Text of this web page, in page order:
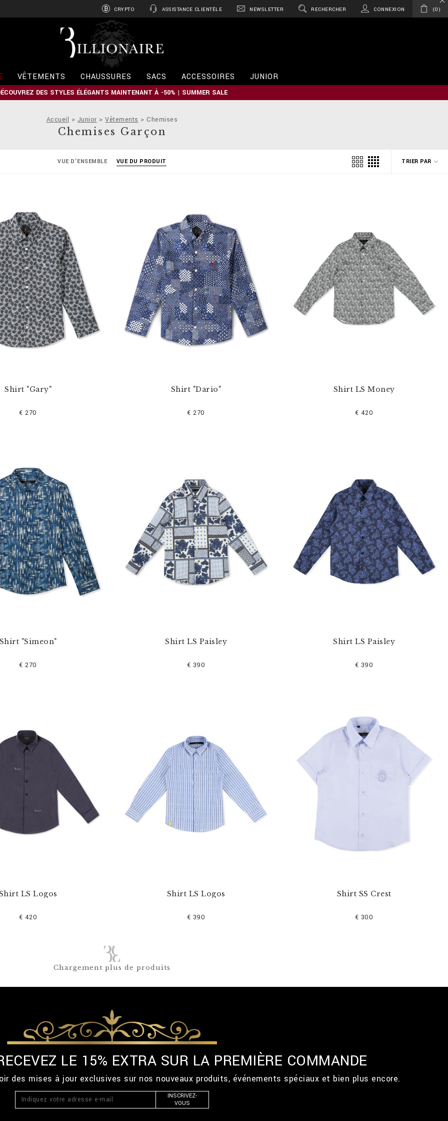
CRYPTO ASSISTANCE CLIENTÈLE NEWSLETTER RECHERCHER CONNEXION 0
l
o
n
a
e
VÊTEMENTS CHAUSSURES SACS ACCESSOIRES JUNIOR
DES STYLES ÉLÉGANTS MAINTENANT À -50% | SUMMER SALE
Accueil Junior Vêtements Chemises
Chemises Garçon
TRIER PAR
VUE D'ENSEMBLE VUE DU PRODUIT
Shirt "Gary"
€ 270
Shirt "Dario"
€ 270
Shirt LS Money
€ 420
Shirt "Simeon"
€ 270
Shirt LS Paisley
€ 390
Shirt LS Paisley
€ 390
LS Logos
€ 420
Shirt LS Logos
€ 390
Shirt SS Crest
€ 300
Chargement plus de produits
LE 15% EXTRA SUR LA PREMIÈRE COMMANDE
des mises à jour exclusives sur nos nouveaux produits, événements spéciaux et bien plus encore.
INSCRIVEZ-
VOUS